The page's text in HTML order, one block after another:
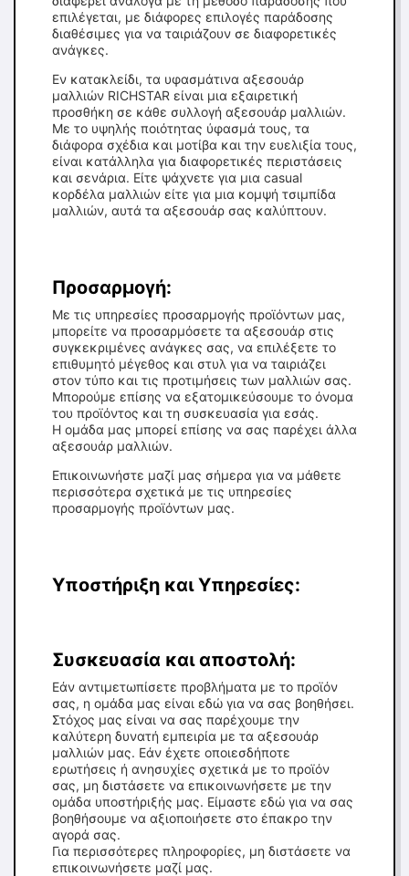
επιλέγεται, με διάφορες επιλογές παράδοσης
διαθέσιμες για να ταιριάζουν σε διαφορετικές
ανάγκες.
Εν κατακλείδι, τα υφασμάτινα αξεσουάρ
μαλλιών RICHSTAR είναι μια εξαιρετική
προσθήκη σε κάθε συλλογή αξεσουάρ μαλλιών.
Με το υψηλής ποιότητας ύφασμά τους, τα
διάφορα σχέδια και μοτίβα και την ευελιξία τους,
είναι κατάλληλα για διαφορετικές περιστάσεις
και σενάρια. Είτε ψάχνετε για μια casual
κορδέλα μαλλιών είτε για μια κομψή τσιμπίδα
μαλλιών, αυτά τα αξεσουάρ σας καλύπτουν.
Προσαρμογή:
Με τις υπηρεσίες προσαρμογής προϊόντων μας,
μπορείτε να προσαρμόσετε τα αξεσουάρ στις
συγκεκριμένες ανάγκες σας, να επιλέξετε το
επιθυμητό μέγεθος και στυλ για να ταιριάζει
στον τύπο και τις προτιμήσεις των μαλλιών σας.
Μπορούμε επίσης να εξατομικεύσουμε το όνομα
του προϊόντος και τη συσκευασία για εσάς.
Η ομάδα μας μπορεί επίσης να σας παρέχει άλλα
αξεσουάρ μαλλιών.
Επικοινωνήστε μαζί μας σήμερα για να μάθετε
περισσότερα σχετικά με τις υπηρεσίες
προσαρμογής προϊόντων μας.
Υποστήριξη και Υπηρεσίες:
Συσκευασία και αποστολή:
Εάν αντιμετωπίσετε προβλήματα με το προϊόν
σας, η ομάδα μας είναι εδώ για να σας βοηθήσει.
Στόχος μας είναι να σας παρέχουμε την
καλύτερη δυνατή εμπειρία με τα αξεσουάρ
μαλλιών μας. Εάν έχετε οποιεσδήποτε
ερωτήσεις ή ανησυχίες σχετικά με το προϊόν
σας, μη διστάσετε να επικοινωνήσετε με την
ομάδα υποστήριξής μας. Είμαστε εδώ για να σας
βοηθήσουμε να αξιοποιήσετε στο έπακρο την
αγορά σας.
Για περισσότερες πληροφορίες, μη διστάσετε να
επικοινωνήσετε μαζί μας.